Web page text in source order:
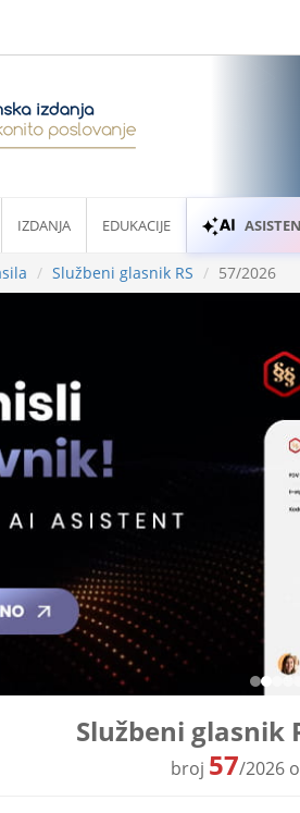
IZDANJA EDUKACIJE
Službeni glasnik RS 57/2026
Službeni glasnik
broj 57/2026